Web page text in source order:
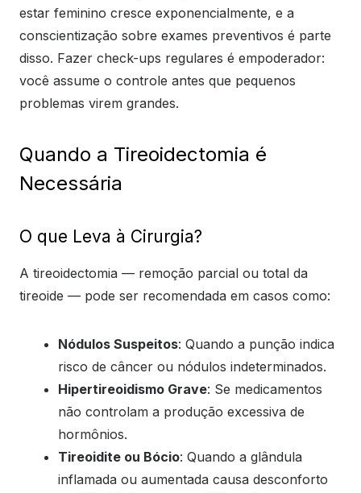
estar feminino cresce exponencialmente, e a
conscientização sobre exames preventivos é parte
disso. Fazer check-ups regulares é empoderador:
você assume o controle antes que pequenos
problemas virem grandes.
Quando a Tireoidectomia é
Necessária
O que Leva à Cirurgia?
A tireoidectomia — remoção parcial ou total da
tireoide — pode ser recomendada em casos como:
Nódulos Suspeitos: Quando a punção indica
risco de câncer ou nódulos indeterminados.
Hipertireoidismo Grave: Se medicamentos
não controlam a produção excessiva de
hormônios.
Tireoidite ou Bócio: Quando a glândula
inflamada ou aumentada causa desconforto